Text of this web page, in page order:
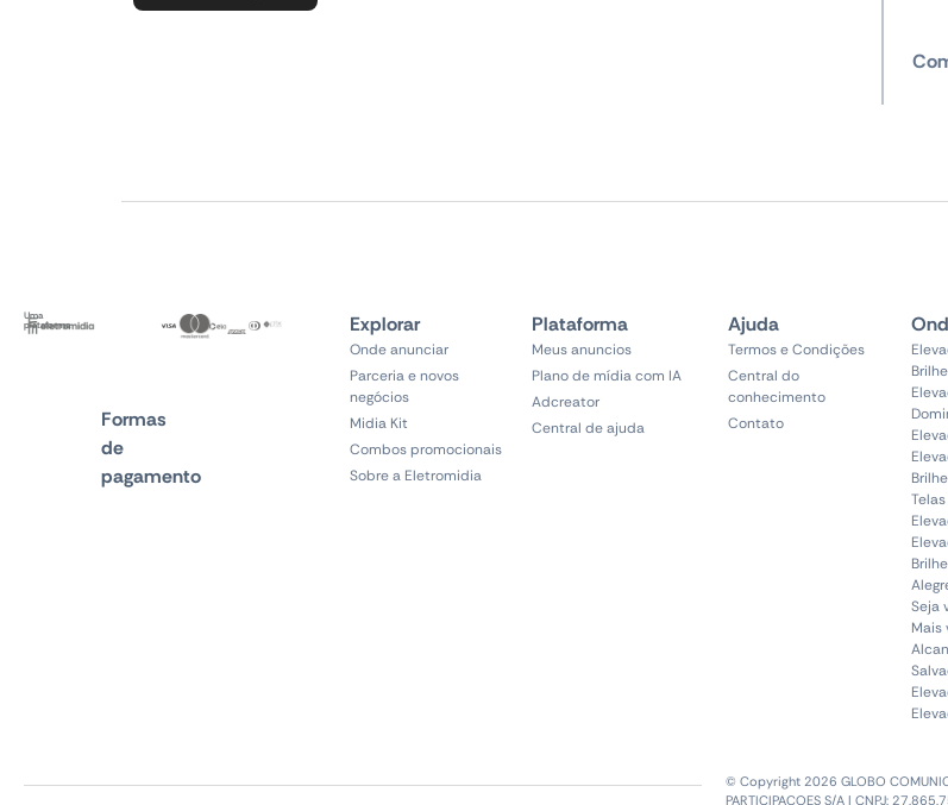
Uma
plataforma
Formas
de
pagamento
Explorar
Onde anunciar
Parceria e novos
negócios
Midia Kit
Combos promocionais
Sobre a Eletromidia
Plataforma
Meus anuncios
Plano de mídia com IA
Adcreator
Central de ajuda
Ajuda
Termos e Condições
Central do
conhecimento
Contato
Seja
Mais
© Copyright 2026 GLOBO
PARTICIPACOES S/A | CNPJ: